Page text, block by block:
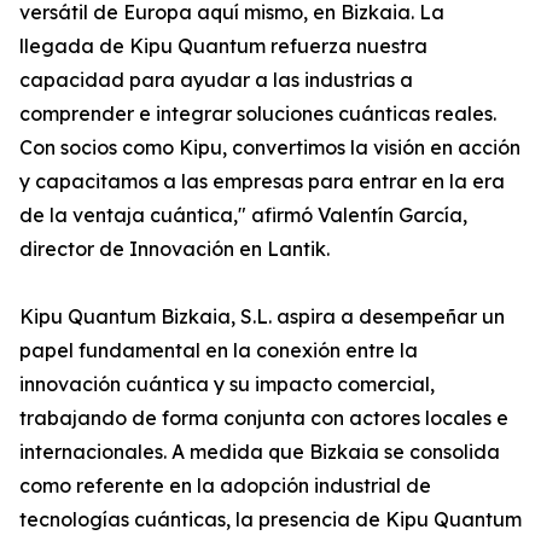
versátil de Europa aquí mismo, en Bizkaia. La
llegada de Kipu Quantum refuerza nuestra
capacidad para ayudar a las industrias a
comprender e integrar soluciones cuánticas reales.
Con socios como Kipu, convertimos la visión en acción
y capacitamos a las empresas para entrar en la era
de la ventaja cuántica," afirmó Valentín García,
director de Innovación en Lantik.
Kipu Quantum Bizkaia, S.L. aspira a desempeñar un
papel fundamental en la conexión entre la
innovación cuántica y su impacto comercial,
trabajando de forma conjunta con actores locales e
internacionales. A medida que Bizkaia se consolida
como referente en la adopción industrial de
tecnologías cuánticas, la presencia de Kipu Quantum